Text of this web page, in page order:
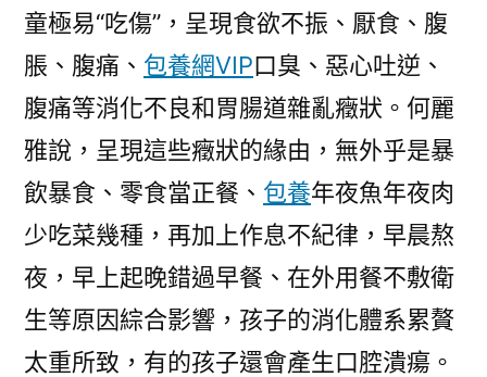
童極易“吃傷”，呈現食欲不振、厭食、腹
脹、腹痛、 包養網VIP口臭、惡心吐逆、
腹痛等消化不良和胃腸道雜亂癥狀。何麗
雅說，呈現這些癥狀的緣由，無外乎是暴
飲暴食、零食當正餐、 包養年夜魚年夜肉
少吃菜幾種，再加上作息不紀律，早晨熬
夜，早上起晚錯過早餐、在外用餐不敷衛
生等原因綜合影響，孩子的消化體系累贅
太重所致，有的孩子還會產生口腔潰瘍。